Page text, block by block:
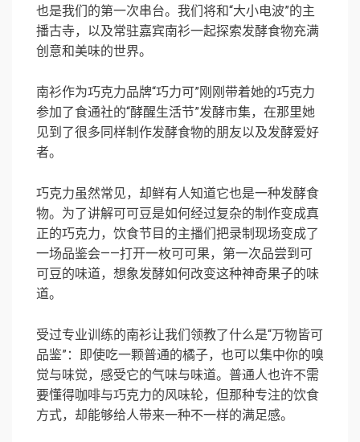
也是我们的第一次串台。我们将和“大小电波”的主
播古寺，以及常驻嘉宾南衫一起探索发酵食物充满
创意和美味的世界。
南衫作为巧克力品牌“巧力可”刚刚带着她的巧克力
参加了食通社的“酵醒生活节”发酵市集，在那里她
见到了很多同样制作发酵食物的朋友以及发酵爱好
者。
巧克力虽然常见，却鲜有人知道它也是一种发酵食
物。为了讲解可可豆是如何经过复杂的制作变成真
正的巧克力，饮食节目的主播们把录制现场变成了
一场品鉴会——打开一枚可可果，第一次品尝到可
可豆的味道，想象发酵如何改变这种神奇果子的味
道。
受过专业训练的南衫让我们领教了什么是“万物皆可
品鉴”：即使吃一颗普通的橘子，也可以集中你的嗅
觉与味觉，感受它的气味与味道。普通人也许不需
要懂得咖啡与巧克力的风味轮，但那种专注的饮食
方式，却能够给人带来一种不一样的满足感。